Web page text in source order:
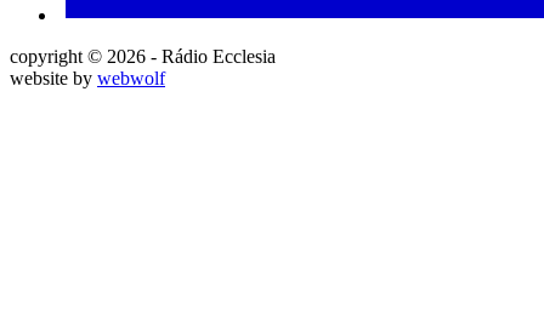
copyright © 2026 - Rádio Ecclesia
website by webwolf